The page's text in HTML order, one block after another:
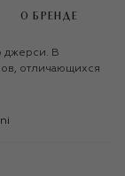
О БРЕНДЕ
джерси. В
отличающихся